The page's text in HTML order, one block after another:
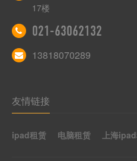
17楼
021-63062132
13818070289
友情链接
ipad租赁 电脑租赁 上海